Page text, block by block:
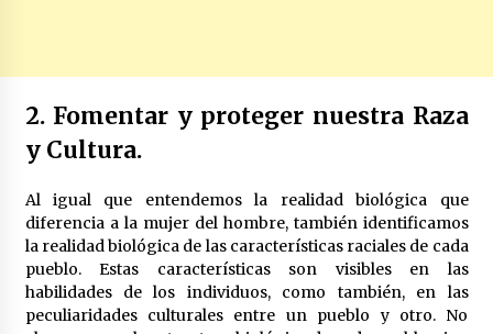
2. Fomentar y proteger nuestra Raza
y Cultura.
Al igual que entendemos la realidad biológica que
diferencia a la mujer del hombre, también identificamos
la realidad biológica de las características raciales de cada
pueblo. Estas características son visibles en las
habilidades de los individuos, como también, en las
peculiaridades culturales entre un pueblo y otro. No